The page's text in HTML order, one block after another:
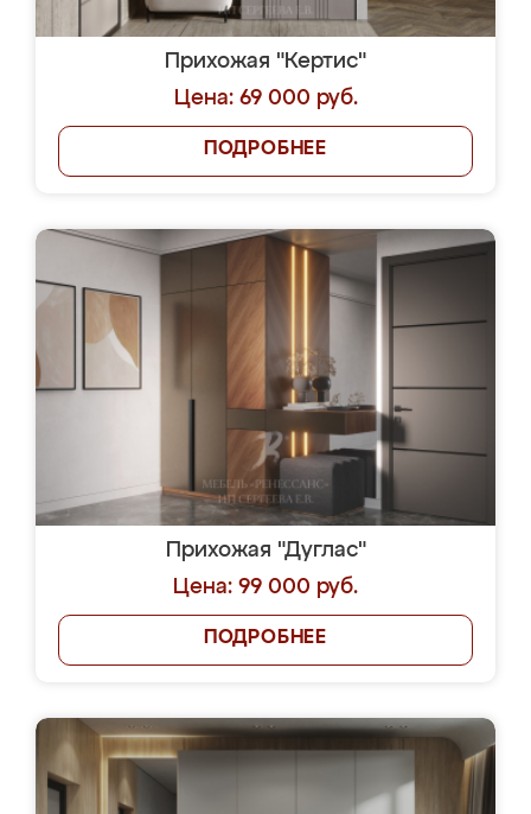
Прихожая "Кертис"
Цена: 69 000 руб.
ПОДРОБНЕЕ
Прихожая "Дуглас"
Цена: 99 000 руб.
ПОДРОБНЕЕ